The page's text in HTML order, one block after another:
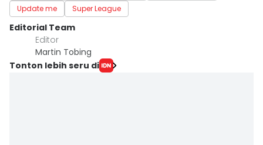
Update me
Super League
Editorial Team
Editor
Martin Tobing
Tonton lebih seru di